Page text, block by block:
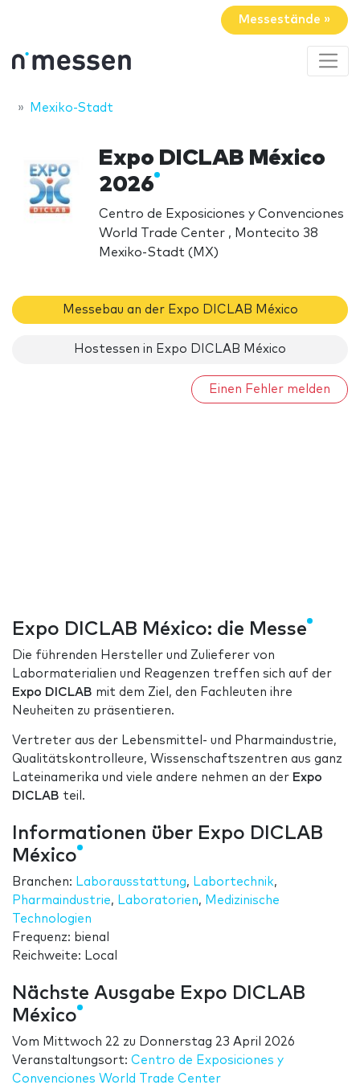
Messestände »
Mexiko-Stadt
Expo DICLAB México
2026
Centro de Exposiciones y Convenciones
World Trade Center , Montecito 38
Mexiko-Stadt (MX)
Messebau an der Expo DICLAB México
Hostessen in Expo DICLAB México
Einen Fehler melden
Expo DICLAB México: die Messe
Die führenden Hersteller und Zulieferer von
Labormaterialien und Reagenzen treffen sich auf der
Expo DICLAB mit dem Ziel, den Fachleuten ihre
Neuheiten zu präsentieren.
Vertreter aus der Lebensmittel- und Pharmaindustrie,
Qualitätskontrolleure, Wissenschaftszentren aus ganz
Lateinamerika und viele andere nehmen an der Expo
DICLAB teil.
Informationen über Expo DICLAB
México
Branchen: Laborausstattung, Labortechnik,
Pharmaindustrie, Laboratorien, Medizinische
Technologien
Frequenz: bienal
Reichweite: Local
Nächste Ausgabe Expo DICLAB
México
Vom Mittwoch 22 zu Donnerstag 23 April 2026
Veranstaltungsort: Centro de Exposiciones y
Convenciones World Trade Center